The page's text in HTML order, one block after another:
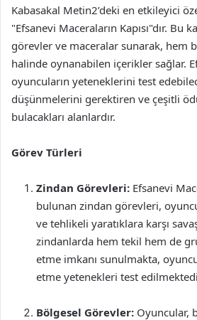
Kabasakal Metin2’deki en etkileyici
"Efsanevi Maceraların Kapısı"dır. Bu
görevler ve maceralar sunarak, hem
halinde oynanabilen içerikler sağlar.
oyuncuların yeteneklerini test
düşünmelerini gerektiren ve çeşitli
bulacakları alanlardır.
Görev Türleri
Zindan Görevleri: Efsanevi
bulunan zindan görevleri,
ve tehlikeli yaratıklara karşı
zindanlarda hem tekil hem de
etme imkanı sunulmakta,
etme yetenekleri test
Bölgesel Görevler: Oyuncular,